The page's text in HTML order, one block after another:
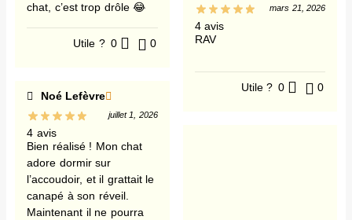
chat, c’est trop drôle 😂
Utile ? 0 0
Noé Lefèvre
4 avis
juillet 1, 2026
Bien réalisé ! Mon chat
adore dormir sur
l’accoudoir, et il grattait le
canapé à son réveil.
Maintenant il ne pourra
4 avis
mars 21, 2026
RAV
Utile ? 0 0